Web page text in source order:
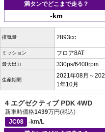
満タンでどこまで走る？
-km
排気量 2893cc
ミッション フロア8AT
最大出力 330ps/6400rpm
生産期間
2021年08月～202
1年10月
4 エグゼクティブ PDK 4WD
新車時価格1439万円(税込)
JC08
-km/L